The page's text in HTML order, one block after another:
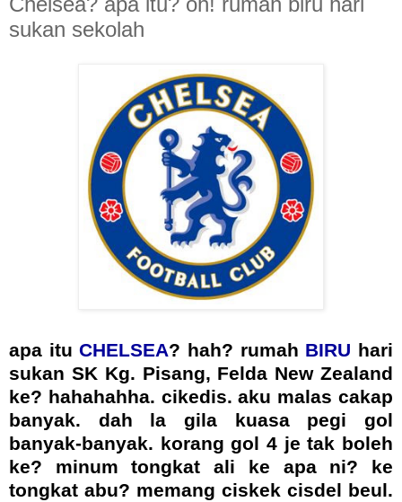
sukan sekolah
apa ituCHELSEA? hah? rumah BIRU hari
sukan SK Kg. Pisang, Felda New Zealand
ke? hahahahha. cikedis. aku malas cakap
banyak. dah la gila kuasa pegi gol
banyak-banyak. korang gol 4 je tak boleh
ke? minum tongkat ali ke apa ni? ke
tongkat abu? memang ciskek cisdel beul.